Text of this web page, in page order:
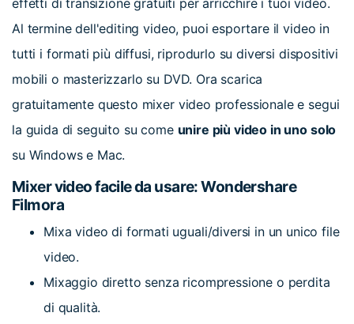
Al termine dell'editing video, puoi esportare il video in
tutti i formati più diffusi, riprodurlo su diversi dispositivi
mobili o masterizzarlo su DVD. Ora scarica
gratuitamente questo mixer video professionale e segui
la guida di seguito su come unire più video in uno solo
su Windows e Mac.
Mixer video facile da usare: Wondershare
Filmora
Mixa video di formati uguali/diversi in un unico file
video.
Mixaggio diretto senza ricompressione o perdita
di qualità.